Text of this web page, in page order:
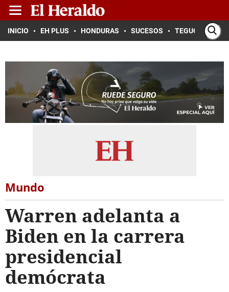
INICIO EH PLUS HONDURAS SUCESOS TEGUCIGALPA
Mundo
Warren adelanta a
Biden en la carrera
presidencial
demócrata